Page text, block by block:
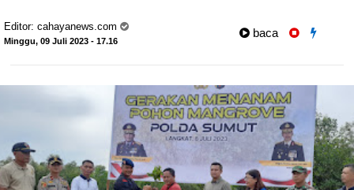
Editor: cahayanews.com
Minggu, 09 Juli 2023 - 17.16
baca